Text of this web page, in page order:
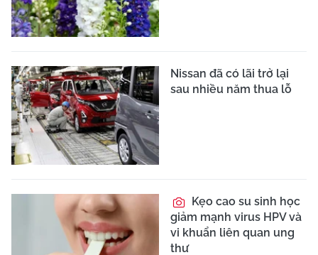
Nissan đã có lãi trở lại
sau nhiều năm thua lỗ
Kẹo cao su sinh học
giảm mạnh virus HPV và
vi khuẩn liên quan ung
thư